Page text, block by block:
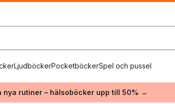
LjudböckerPocketböckerSpel och pussel
nya rutiner – hälsoböcker upp till 50% →